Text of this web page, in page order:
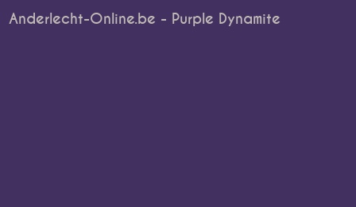
Anderlecht-Online.be - Purple Dynamite